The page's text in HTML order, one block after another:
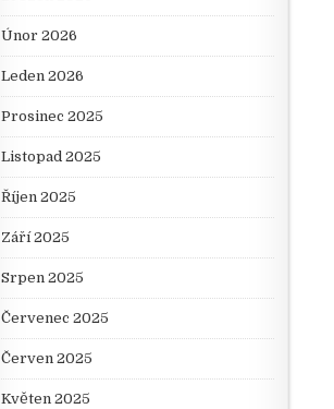
Únor 2026
Leden 2026
Prosinec 2025
Listopad 2025
Říjen 2025
Září 2025
Srpen 2025
Červenec 2025
Červen 2025
Květen 2025